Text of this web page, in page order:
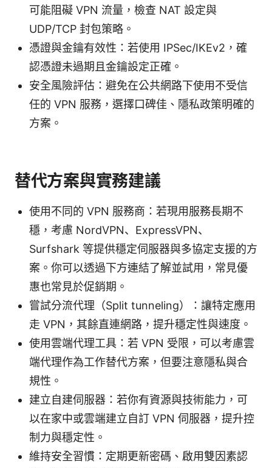
可能阻礙 VPN 流量，檢查 NAT 設定與
UDP/TCP 封包策略。
憑證與金鑰有效性：若使用 IPSec/IKEv2，確
認憑證未過期且金鑰設定正確。
安全風險評估：避免在公共網路下使用不受信
任的 VPN 服務，選擇口碑佳、隱私政策明確的
方案。
替代方案與實務建議
使用不同的 VPN 服務商：若現用服務長期不
穩，考慮 NordVPN、ExpressVPN、
Surfshark 等提供穩定伺服器與多協定支援的方
案。你可以透過下方連結了解並試用，常見優
惠也常見於促銷期。
嘗試分流代理（Split tunneling）：讓特定應用
走 VPN，其餘直連網路，提升穩定性與速度。
使用雲端代理工具：若 VPN 受限，可以考慮雲
端代理作為工作替代方案，但要注意隱私與合
規性。
建立自建伺服器：若你有資源與技術能力，可
以在家中或雲端建立自訂 VPN 伺服器，提升控
制力與穩定性。
維持安全習慣：定期更新密碼、啟用雙因素認